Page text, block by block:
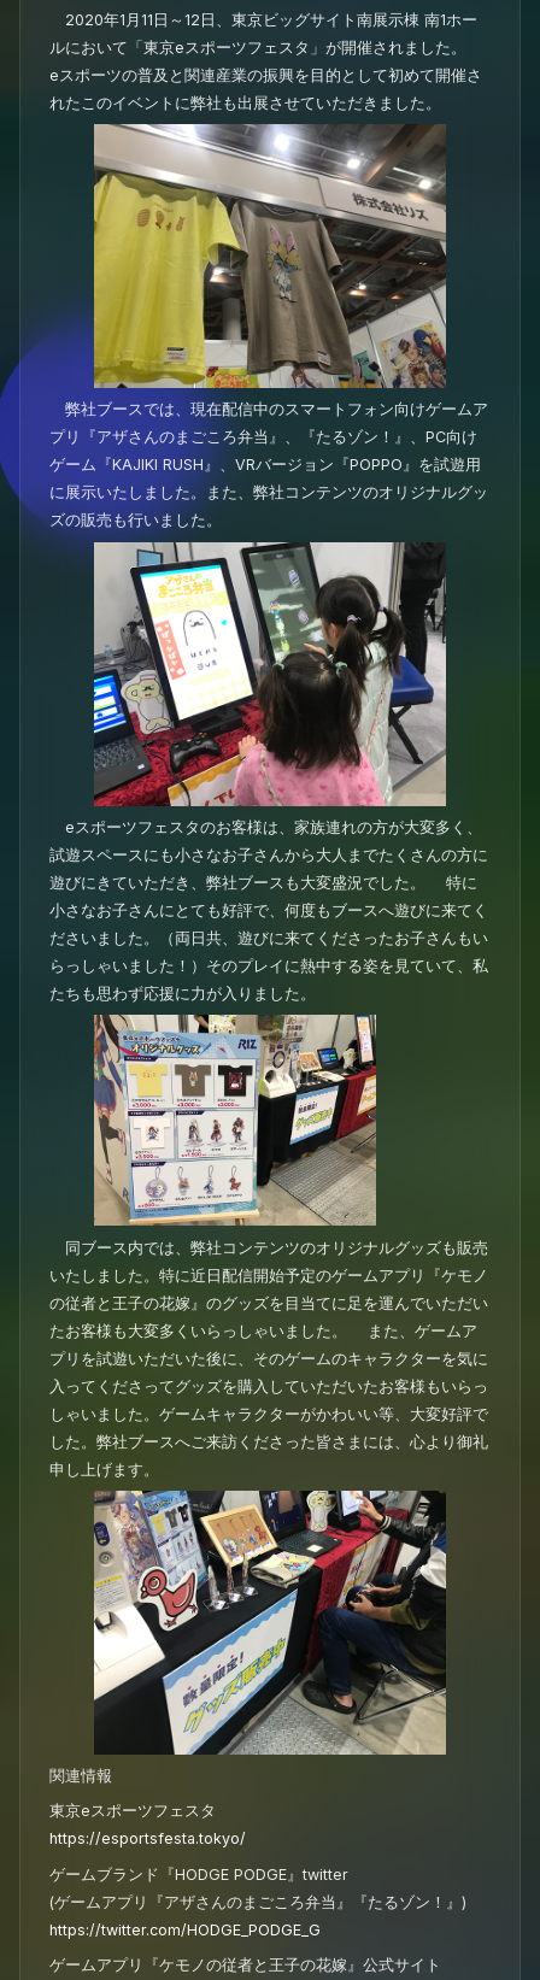
2020年1月11日～12日、東京ビッグサイト南展示棟 南1ホー
ルにおいて「東京eスポーツフェスタ」が開催されました。
eスポーツの普及と関連産業の振興を目的として初めて開催さ
れたこのイベントに弊社も出展させていただきました。
弊社ブースでは、現在配信中のスマートフォン向けゲームア
プリ『アザさんのまごころ弁当』、『たるゾン！』、PC向け
ゲーム『KAJIKI RUSH』、VRバージョン『POPPO』を試遊用
に展示いたしました。また、弊社コンテンツのオリジナルグッ
ズの販売も行いました。
eスポーツフェスタのお客様は、家族連れの方が大変多く、
試遊スペースにも小さなお子さんから大人までたくさんの方に
遊びにきていただき、弊社ブースも大変盛況でした。 特に
小さなお子さんにとても好評で、何度もブースへ遊びに来てく
ださいました。（両日共、遊びに来てくださったお子さんもい
らっしゃいました！）そのプレイに熱中する姿を見ていて、私
たちも思わず応援に力が入りました。
同ブース内では、弊社コンテンツのオリジナルグッズも販売
いたしました。特に近日配信開始予定のゲームアプリ『ケモノ
の従者と王子の花嫁』のグッズを目当てに足を運んでいただい
たお客様も大変多くいらっしゃいました。 また、ゲームア
プリを試遊いただいた後に、そのゲームのキャラクターを気に
入ってくださってグッズを購入していただいたお客様もいらっ
しゃいました。ゲームキャラクターがかわいい等、大変好評で
した。弊社ブースへご来訪くださった皆さまには、心より御礼
申し上げます。
関連情報
東京eスポーツフェスタ
https://esportsfesta.tokyo/
ゲームブランド『HODGE PODGE』twitter
(ゲームアプリ『アザさんのまごころ弁当』『たるゾン！』)
https://twitter.com/HODGE_PODGE_G
ゲームアプリ『ケモノの従者と王子の花嫁』公式サイト